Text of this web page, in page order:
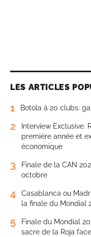
LES ARTICLES
1 Botola à 20 clubs:
2
Interview Exclusive.
première année et
économique
3
Finale de la CAN
octobre
4
Casablanca ou
la finale du Mondial
5
Finale du Mondial
sacre de la Roja